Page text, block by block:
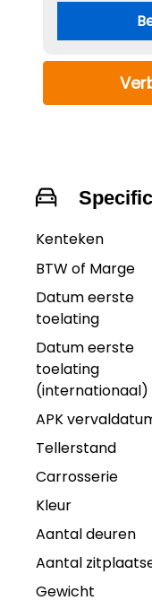
Kenteken
BTW of Marge
Datum eerste
toelating
Datum eerste
toelating
(internationaal)
APK
Tellerstand
Carrosserie
Kleur
Aantal deuren
Aantal
Gewicht